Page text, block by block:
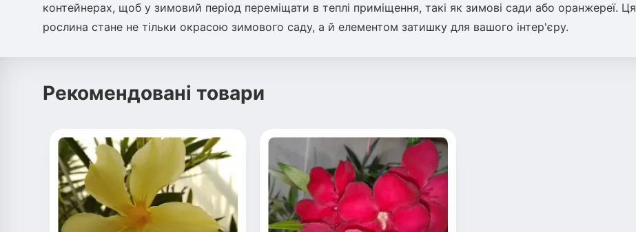
контейнерах, щоб у зимовий період переміщати в теплі приміщення, такі як зимові сади або оранжереї. Ця
рослина стане не тільки окрасою зимового саду, а й елементом затишку для вашого інтер'єру.
Рекомендовані товари